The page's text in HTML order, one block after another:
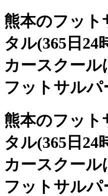
熊本のフット
タル(365日24
カースクール
フットサルパ
熊本のフット
タル(365日24
カースクール
フットサルパ